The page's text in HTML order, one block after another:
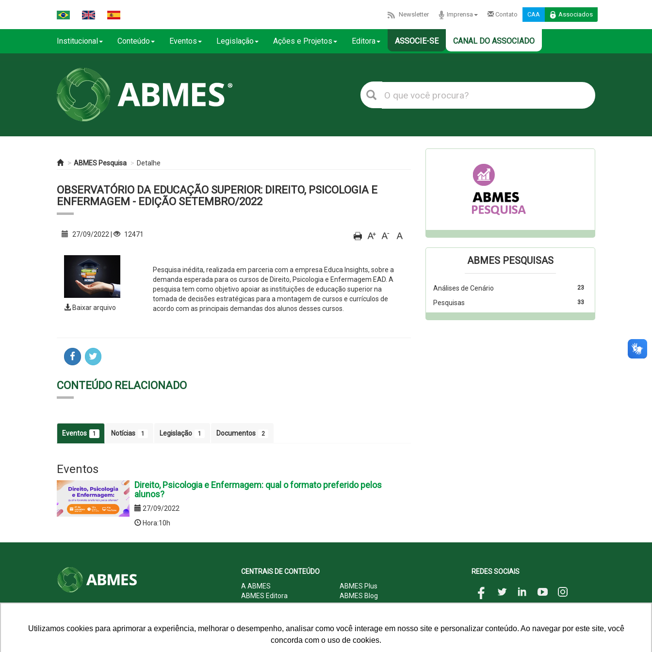
Utilizamos cookies para aprimorar a experiência, melhorar o desempenho, analisar como você interage em nosso site e personalizar conteúdo. Ao navegar por este site, você
concorda com o uso de cookies.
Newsletter Imprensa Contato CAA Associados
Institucional Conteúdo Eventos Legislação Ações e Projetos Editora ASSOCIE-SE CANAL DO ASSOCIADO
ABMES Pesquisa Detalhe
OBSERVATÓRIO DA EDUCAÇÃO SUPERIOR: DIREITO, PSICOLOGIA E
ENFERMAGEM - EDIÇÃO SETEMBRO/2022
27/09/2022 | 12471
Baixar arquivo
Pesquisa inédita, realizada em parceria com a empresa Educa Insights, sobre a
demanda esperada para os cursos de Direito, Psicologia e Enfermagem EAD. A
pesquisa tem como objetivo apoiar as instituições de educação superior na
tomada de decisões estratégicas para a montagem de cursos e currículos de
acordo com as principais demandas dos alunos desses cursos.
CONTEÚDO RELACIONADO
Eventos 1 Notícias 1 Legislação 1 Documentos 2
Eventos
Direito, Psicologia e Enfermagem: qual o formato preferido pelos
alunos?
27/09/2022
Hora:10h
ABMES PESQUISAS
23
Análises de Cenário
33
Pesquisas
CEP: 70.701-060 - Asa Norte, Brasília/DF
CENTRAIS DE CONTEÚDO
A ABMES
ABMES Plus
ABMES Editora
ABMES Blog
ABMES LInC
Legislação
Central do Associado ABMES
Contato
REDES SOCIAIS